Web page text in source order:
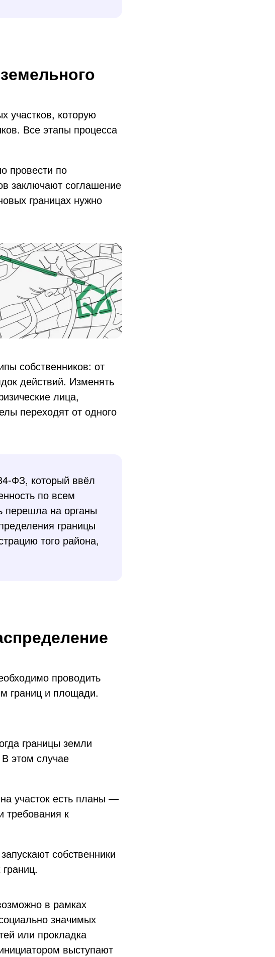
участков, которую
Все этапы процесса
провести по
заключают соглашение
границах нужно
собственников: от
действий. Изменять
лица,
переходят от одного
ФЗ, который ввёл
по всем
перешла на органы
границы
того района,
проводить
границ и площади.
границы земли
этом случае
участок есть планы —
требования к
собственники
в рамках
значимых
или прокладка
выступают